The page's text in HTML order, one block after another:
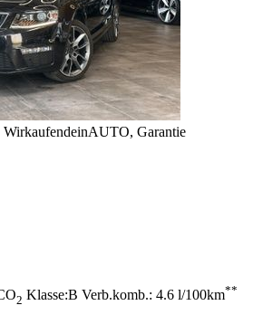
WirkaufendeinAUTO, Garantie
2 Klasse:B Verb.komb.: 4.6 l/100km**